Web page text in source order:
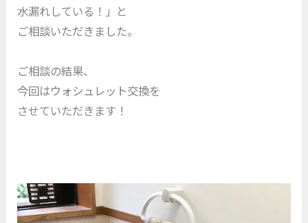
水漏れしている！」と
ご相談いただきました。
ご相談の結果、
今回はウォシュレット交換を
させていただきます！